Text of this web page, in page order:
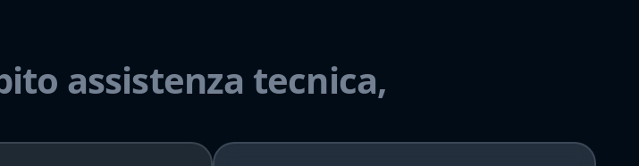
assistenza tecnica,